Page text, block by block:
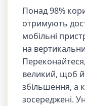
Понад 98%
отримують
мобільні
на
великий, щоб
збільшення, а
зосереджені.